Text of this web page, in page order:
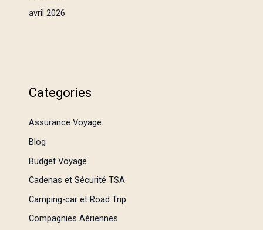
avril 2026
Categories
Assurance Voyage
Blog
Budget Voyage
Cadenas et Sécurité TSA
Camping-car et Road Trip
Compagnies Aériennes